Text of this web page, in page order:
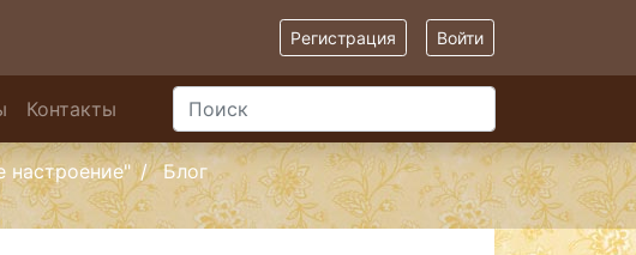
Регистрация Войти
Контакты
настроение"
Блог